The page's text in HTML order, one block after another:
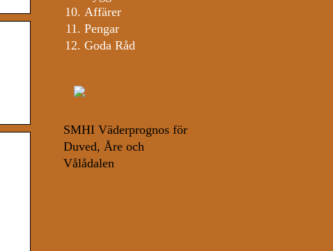
Affärer
Pengar
Goda Råd
SMHI Väderprognos för
Duved, Åre och
Vålådalen